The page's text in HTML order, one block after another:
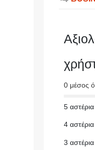
0 μέσος
5 αστέρια
4 αστέρια
3 αστέρια